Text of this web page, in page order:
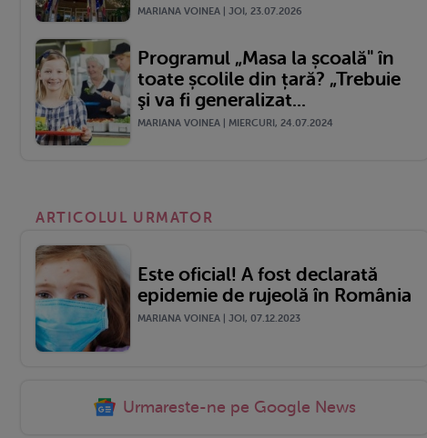
MARIANA VOINEA | JOI, 23.07.2026
Programul „Masa la școală" în
toate școlile din țară? „Trebuie
şi va fi generalizat...
MARIANA VOINEA | MIERCURI, 24.07.2024
ARTICOLUL URMATOR
Este oficial! A fost declarată
epidemie de rujeolă în România
MARIANA VOINEA | JOI, 07.12.2023
Urmareste-ne pe Google News